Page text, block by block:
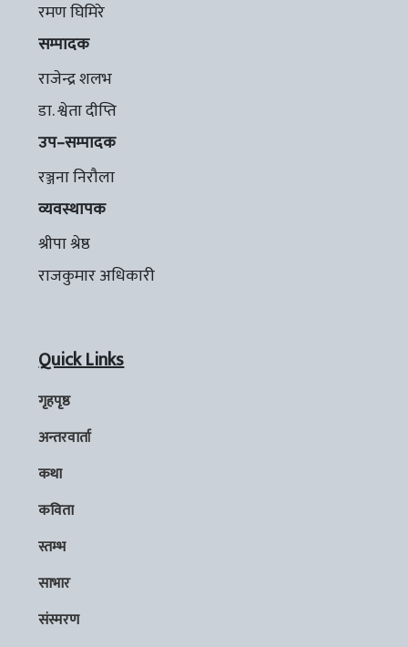
रमण घिमिरे
सम्पादक
राजेन्द्र शलभ
डा. श्वेता दीप्ति
उप–सम्पादक
रञ्जना निरौला
व्यवस्थापक
श्रीपा श्रेष्ठ
राजकुमार अधिकारी
Quick Links
गृहपृष्ठ
अन्तरवार्ता
कथा
कविता
स्तम्भ
साभार
संस्मरण